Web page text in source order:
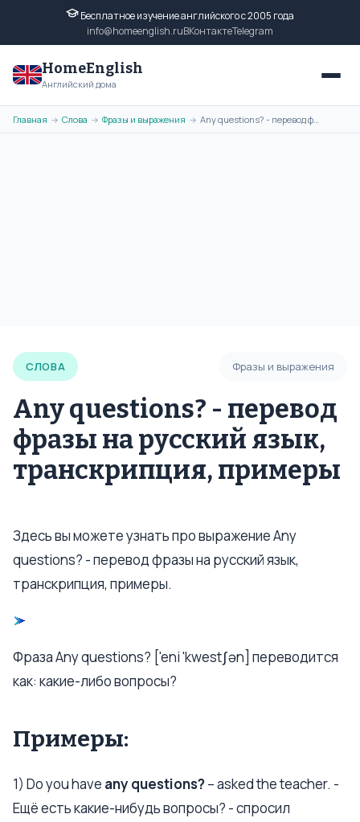
Бесплатное изучение английского с 2005 года
info@homeenglish.ruВКонтактеTelegram
HomeEnglish
Английский дома
Главная → Слова → Фразы и выражения → Any questions? - перевод фразы на русский язык, транскрипция, примеры
СЛОВА Фразы и выражения
Any questions? - перевод
фразы на русский язык,
транскрипция, примеры
Здесь вы можете узнать про выражение Any
questions? - перевод фразы на русский язык,
транскрипция, примеры.
Фраза Any questions? ['eni 'kwestʃən] переводится
как: какие-либо вопросы?
Примеры:
1) Do you have any questions?– asked the teacher. -
Ещё есть какие-нибудь вопросы? - спросил